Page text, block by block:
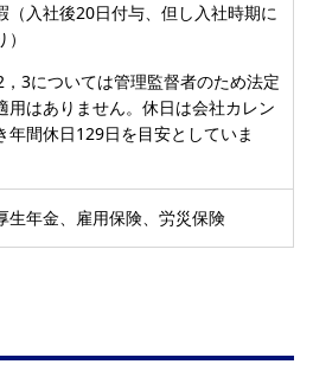
（入社後20日付与、但し入社時期に
3については管理監督者のため法定
用はありません。休日は会社カレン
年間休日129日を目安としていま
生年金、雇用保険、労災保険